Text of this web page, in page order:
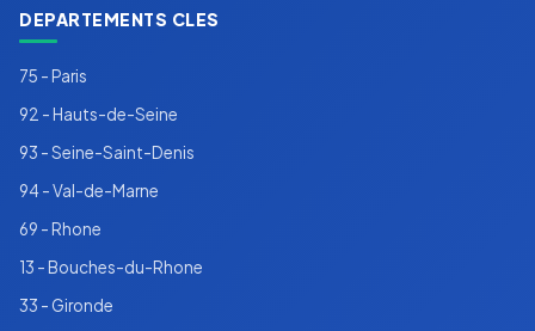
DEPARTEMENTS CLES
75 - Paris
92 - Hauts-de-Seine
93 - Seine-Saint-Denis
94 - Val-de-Marne
69 - Rhone
13 - Bouches-du-Rhone
33 - Gironde